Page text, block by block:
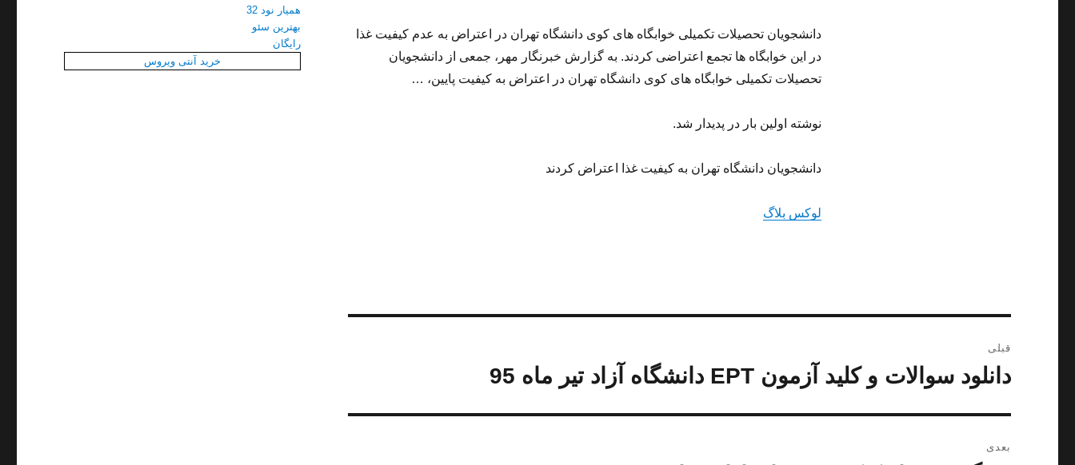
دانشجویان تحصیلات تکمیلی خوابگاه های کوی دانشگاه تهران در اعتراض به عدم کیفیت غذا
در این خوابگاه ها تجمع اعتراضی کردند. به گزارش خبرنگار مهر، جمعی از دانشجویان
تحصیلات تکمیلی خوابگاه های کوی دانشگاه تهران در اعتراض به کیفیت پایین، …
نوشته اولین بار در پدیدار شد.
دانشجویان دانشگاه تهران به کیفیت غذا اعتراض کردند
لوکس بلاگ
نوشته
قبلی
نوشته
دانلود سوالات و کلید آزمون EPT دانشگاه آزاد تیر ماه 95
بعدی
همیار نود 32
بهترین سئو
رایگان
خرید آنتی ویروس